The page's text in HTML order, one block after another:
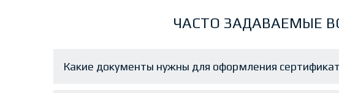
ЧАСТО ЗАДАВАЕМЫЕ
Какие документы нужны для оформления